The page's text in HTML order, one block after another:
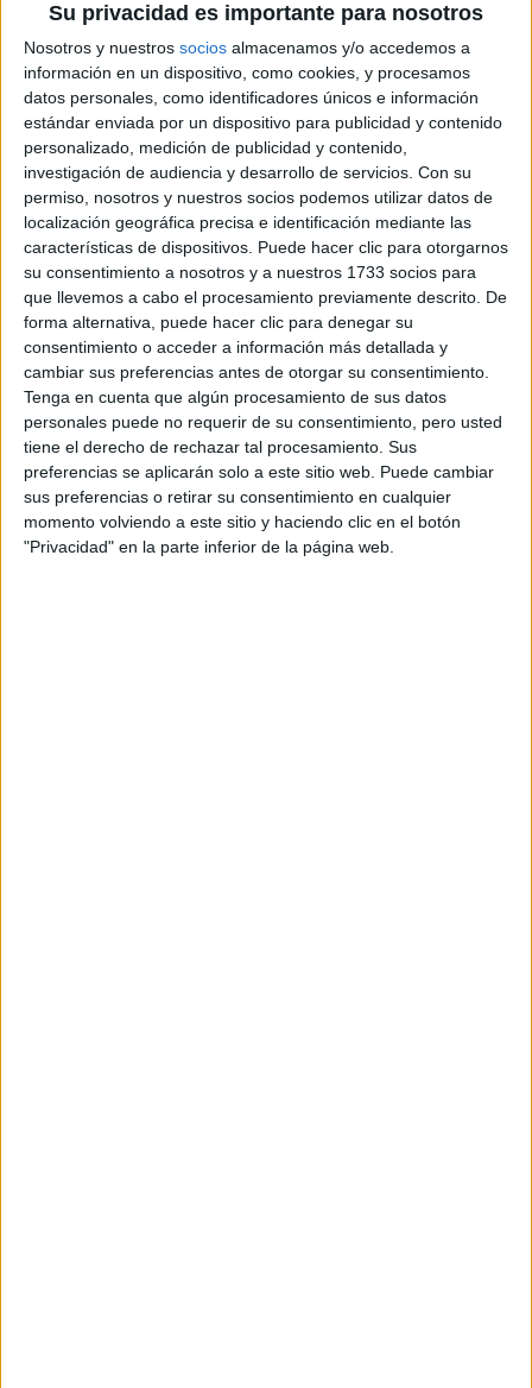
Su privacidad es importante para nosotros
Nosotros y nuestros socios almacenamos y/o accedemos a
información en un dispositivo, como cookies, y procesamos
datos personales, como identificadores únicos e información
estándar enviada por un dispositivo para publicidad y contenido
personalizado, medición de publicidad y contenido,
investigación de audiencia y desarrollo de servicios. Con su
permiso, nosotros y nuestros socios podemos utilizar datos de
localización geográfica precisa e identificación mediante las
características de dispositivos. Puede hacer clic para otorgarnos
su consentimiento a nosotros y a nuestros 1733 socios para
que llevemos a cabo el procesamiento previamente descrito. De
forma alternativa, puede hacer clic para denegar su
consentimiento o acceder a información más detallada y
cambiar sus preferencias antes de otorgar su consentimiento.
Tenga en cuenta que algún procesamiento de sus datos
personales puede no requerir de su consentimiento, pero usted
tiene el derecho de rechazar tal procesamiento. Sus
preferencias se aplicarán solo a este sitio web. Puede cambiar
sus preferencias o retirar su consentimiento en cualquier
momento volviendo a este sitio y haciendo clic en el botón
"Privacidad" en la parte inferior de la página web.
S-CER
ERC
CERA
CERT
Internacionales
Campeonatos Autonómicos
Históricos
Dakar
RallyCross
Circuitos
F1
Fórmula E
F2 / F3 / F4
Resistencia
Indycar
Otros
Producto
Producto
Web pensada para poder ofrecer diferentes